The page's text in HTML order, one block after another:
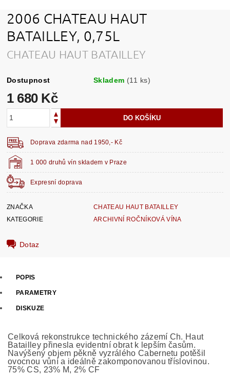
2006 CHATEAU HAUT
BATAILLEY, 0,75L
CHATEAU HAUT BATAILLEY
Dostupnost Skladem (11 ks)
1 680 Kč
1 000 druhů vín skladem v Praze
Expresní doprava
Doprava zdarma nad 1950,- Kč
ZNAČKA
CHATEAU HAUT BATAILLEY
KATEGORIE
ARCHIVNÍ ROČNÍKOVÁ VÍNA
Dotaz
POPIS
PARAMETRY
DISKUZE
Celková rekonstrukce technického zázemí Ch. Haut
Batailley přinesla evidentní obrat k lepším časům.
Navýšený objem pěkně vyzrálého Cabernetu potěšil
ovocnou vůní a ideálně zakomponovanou tříslovinou.
75% CS, 23% M, 2% CF